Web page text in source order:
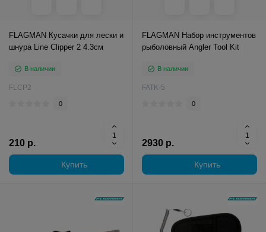
FLAGMAN Кусачки для лески и
шнура Line Clipper 2 4.3см
В наличии
FLCP2
0
210 р.
Купить
FLAGMAN Набор инструментов
рыболовный Angler Tool Kit
В наличии
FATK-5
0
2930 р.
Купить